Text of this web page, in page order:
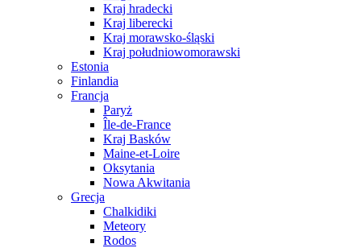
Kraj hradecki
Kraj liberecki
Kraj morawsko-śląski
Kraj południowomorawski
Estonia
Finlandia
Francja
Paryż
Île-de-France
Kraj Basków
Maine-et-Loire
Oksytania
Nowa Akwitania
Grecja
Chalkidiki
Meteory
Rodos